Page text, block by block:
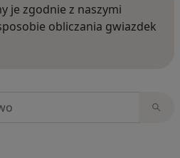
je zgodnie z naszymi
obliczania gwiazdek